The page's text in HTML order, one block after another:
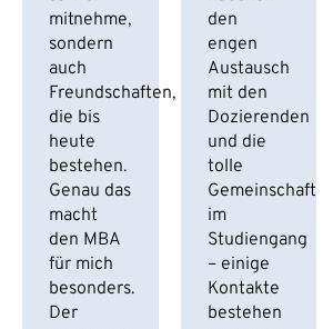
mitnehme,
sondern
auch
Freundschaften,
die bis
heute
bestehen.
Genau das
macht
den MBA
für mich
besonders.
Der
den
engen
Austausch
mit den
Dozierenden
und die
tolle
Gemeinschaft
im
Studiengang
– einige
Kontakte
bestehen